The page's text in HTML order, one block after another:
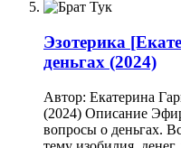
Эзотерика
деньгах (2024)
Автор: Екатерина
(2024) Описание
вопросы о деньгах.